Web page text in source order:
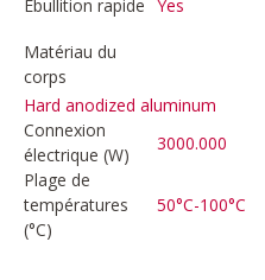
Ébullition rapide Yes
Matériau du
corps
Hard anodized aluminum
Connexion
électrique (W)
3000.000
Plage de
températures
(°C)
50°C-100°C